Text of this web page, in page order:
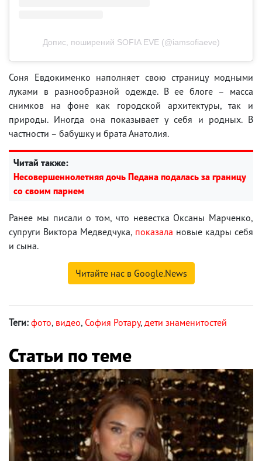
Допис, поширений SOFIA EVE (@iamsofiaeve)
Соня Евдокименко наполняет свою страницу модными
луками в разнообразной одежде. В ее блоге – масса
снимков на фоне как городской архитектуры, так и
природы. Иногда она показывает у себя и родных. В
частности – бабушку и брата Анатолия.
Читай также:
Несовершеннолетняя дочь Педана подалась за границу
со своим парнем
Ранее мы писали о том, что невестка Оксаны Марченко,
супруги Виктора Медведчука, показала новые кадры себя
и сына.
Читайте нас в Google.News
Теги: фото, видео, София Ротару, дети знаменитостей
Статьи по теме